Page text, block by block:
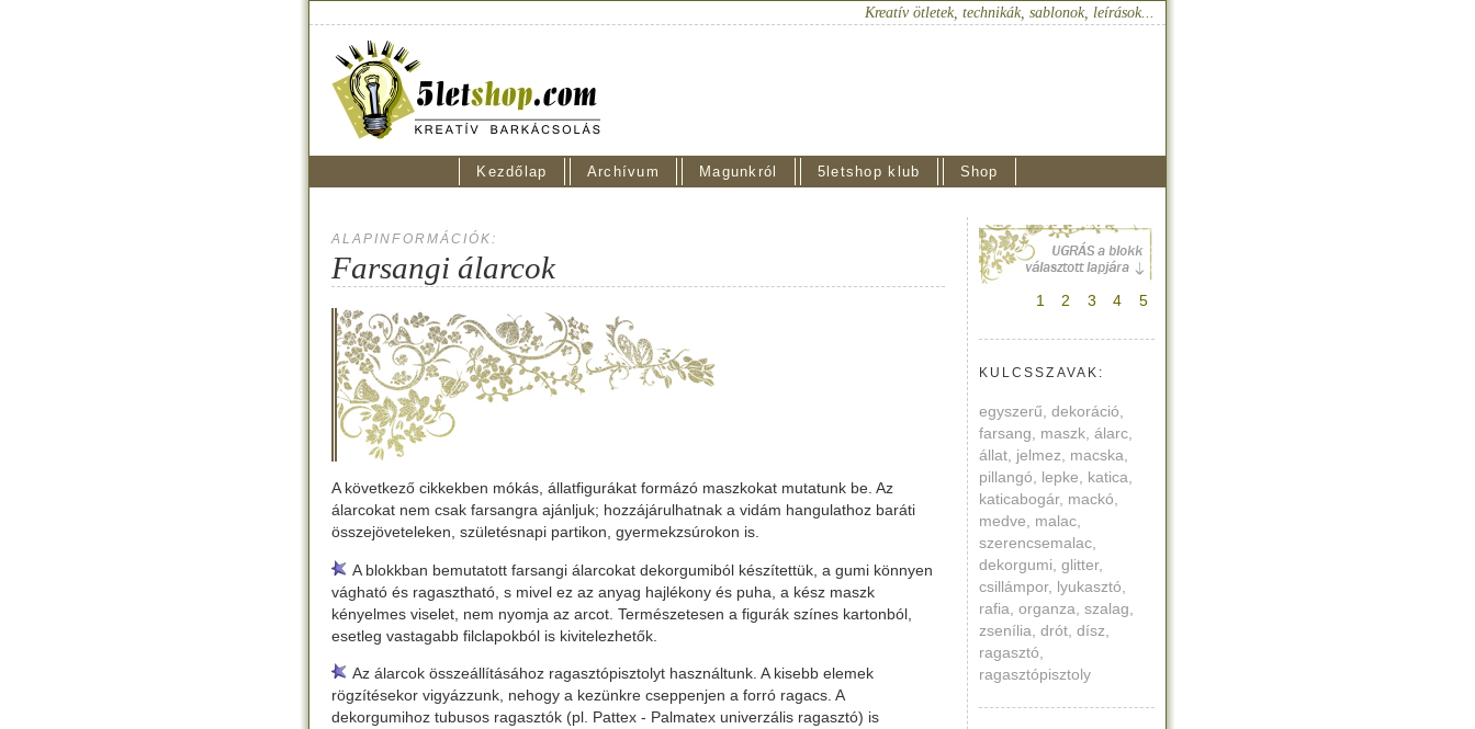
Kreatív ötletek, technikák, sablonok, leírások...
Kezdőlap Archívum Magunkról 5letshop klub Shop
1 2 3 4 5
KULCSSZAVAK:
egyszerű, dekoráció,
farsang, maszk, álarc,
állat, jelmez, macska,
pillangó, lepke, katica,
katicabogár, mackó,
medve, malac,
szerencsemalac,
dekorgumi, glitter,
csillámpor, lyukasztó,
rafia, organza, szalag,
zsenília, drót, dísz,
ragasztó,
ragasztópisztoly
ALAPINFORMÁCIÓK:
Farsangi álarcok
A következő cikkekben mókás, állatfigurákat formázó maszkokat mutatunk be. Az
álarcokat nem csak farsangra ajánljuk; hozzájárulhatnak a vidám hangulathoz baráti
összejöveteleken, születésnapi partikon, gyermekzsúrokon is.
A blokkban bemutatott farsangi álarcokat dekorgumiból készítettük, a gumi könnyen
vágható és ragasztható, s mivel ez az anyag hajlékony és puha, a kész maszk
kényelmes viselet, nem nyomja az arcot. Természetesen a figurák színes kartonból,
esetleg vastagabb filclapokból is kivitelezhetők.
Az álarcok összeállításához ragasztópisztolyt használtunk. A kisebb elemek
rögzítésekor vigyázzunk, nehogy a kezünkre cseppenjen a forró ragacs. A
dekorgumihoz tubusos ragasztók (pl. Pattex - Palmatex univerzális ragasztó) is